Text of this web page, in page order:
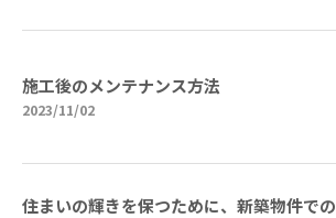
施工後のメンテナンス方法
2023/11/02
住まいの輝きを保つために、新築物件で